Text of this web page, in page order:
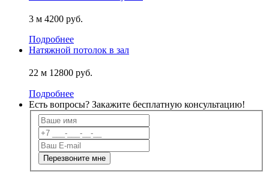
3 м 4200 руб.
Подробнее
Натяжной потолок в зал
22 м 12800 руб.
Подробнее
Есть вопросы? Закажите бесплатную консультацию!